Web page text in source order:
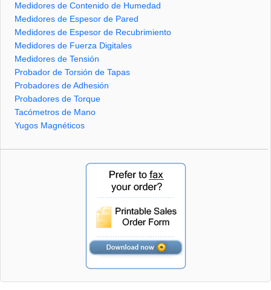
Medidores de Contenido de Humedad
Medidores de Espesor de Pared
Medidores de Espesor de Recubrimiento
Medidores de Fuerza Digitales
Medidores de Tensión
Probador de Torsión de Tapas
Probadores de Adhesión
Probadores de Torque
Tacómetros de Mano
Yugos Magnéticos